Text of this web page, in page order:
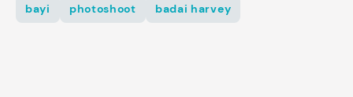
bayi photoshoot badai harvey